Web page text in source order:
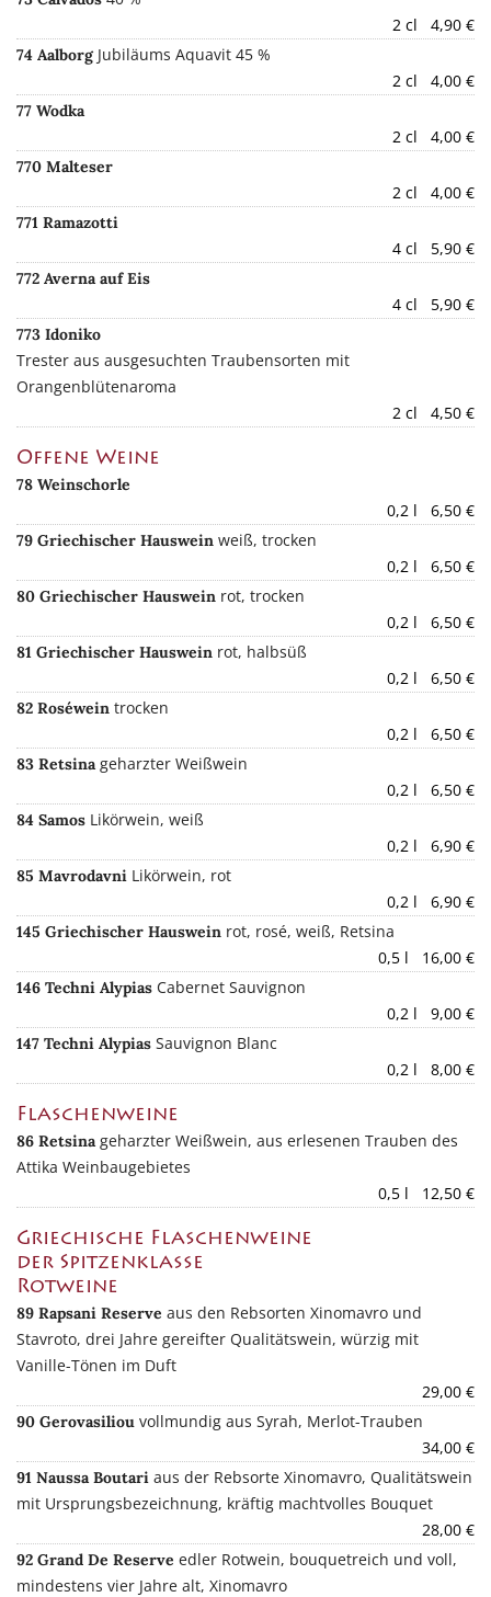
2 cl 4,90 €
74 AalborgJubiläums Aquavit 45 %
2 cl 4,00 €
77 Wodka
2 cl 4,00 €
770 Malteser
2 cl 4,00 €
771 Ramazotti
4 cl 5,90 €
772 Averna auf Eis
4 cl 5,90 €
773 Idoniko
Trester aus ausgesuchten Traubensorten mit
Orangenblütenaroma
2 cl 4,50 €
Offene Weine
78 Weinschorle
0,2 l 6,50 €
79 Griechischer Hauswein weiß, trocken
0,2 l 6,50 €
80 Griechischer Hauswein rot, trocken
0,2 l 6,50 €
81 Griechischer Hauswein rot, halbsüß
0,2 l 6,50 €
82 Roséwein trocken
0,2 l 6,50 €
83 Retsinageharzter Weißwein
0,2 l 6,50 €
84 Samos Likörwein, weiß
0,2 l 6,90 €
85 Mavrodavni Likörwein, rot
0,2 l 6,90 €
145 Griechischer Hauswein rot, rosé, weiß, Retsina
0,5 l 16,00 €
146 Techni Alypias Cabernet Sauvignon
0,2 l 9,00 €
147 Techni Alypias Sauvignon Blanc
0,2 l 8,00 €
Flaschenweine
86 Retsina geharzter Weißwein, aus erlesenen Trauben des
Attika Weinbaugebietes
0,5 l 12,50 €
Griechische Flaschenweine
der Spitzenklasse
Rotweine
89 Rapsani Reserve aus den Rebsorten Xinomavro und
Stavroto, drei Jahre gereifter Qualitätswein, würzig mit
Vanille-Tönen im Duft
29,00 €
90 Gerovasiliou vollmundig aus Syrah, Merlot-Trauben
34,00 €
91 Naussa Boutari aus der Rebsorte Xinomavro, Qualitätswein
mit Ursprungsbezeichnung, kräftig machtvolles Bouquet
28,00 €
92 Grand De Reserve edler Rotwein, bouquetreich und voll,
mindestens vier Jahre alt, Xinomavro